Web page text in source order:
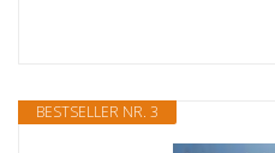
BESTSELLER NR. 3